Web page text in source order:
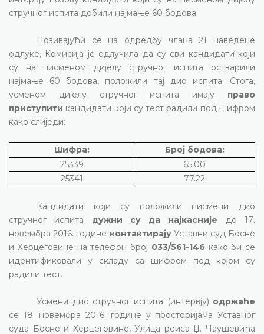
стручног испита добили најмање 60 бодова.
Позивајући се на одредбу члана 21 наведене
одлуке, Комисија је одлучила да су сви кандидати који
су на писменом дијелу стручног испита остварили
најмање 60 бодова, положили тај дио испита.
Стога,
усменом дијелу стручног испита имају право
приступити кандидати који су тест радили под шифром
како слиједи:
Шифра:
Број бодова:
25339
65.00
25341
77.22
Кандидати који су положили писмени дио
стручног испита дужни су да најкасније до 17.
новембра 2016. године контактирајуУставни суд Босне
и Херцеговине на телефон број 033/561-146 како би се
идентификовали у складу са шифром под којом су
радили тест.
Усмени дио стручног испита (интервју) одржаће
се 18. новембра 2016. године у просторијама Уставног
суда Босне и Херцеговине, Улица реиса Џ. Чаушевића